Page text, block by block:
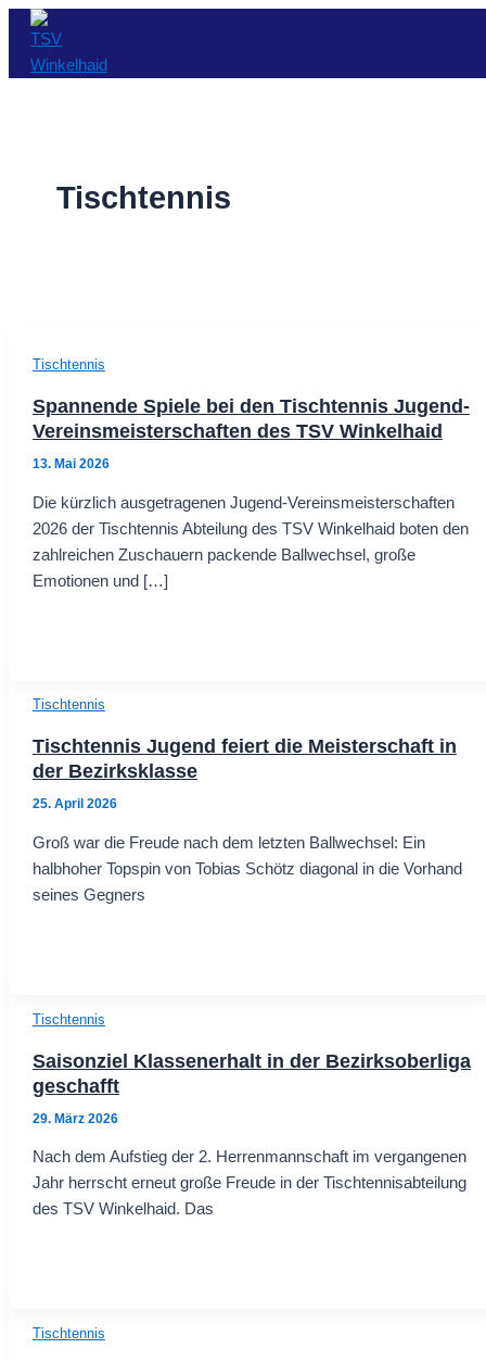
Zum
Inhalt
springen
Tischtennis
Tischtennis
Spannende Spiele bei den Tischtennis Jugend-
Vereinsmeisterschaften des TSV Winkelhaid
13. Mai 2026
Die kürzlich ausgetragenen Jugend-Vereinsmeisterschaften
2026 der Tischtennis Abteilung des TSV Winkelhaid boten den
zahlreichen Zuschauern packende Ballwechsel, große
Emotionen und […]
Tischtennis
Tischtennis Jugend feiert die Meisterschaft in
der Bezirksklasse
25. April 2026
Groß war die Freude nach dem letzten Ballwechsel: Ein
halbhoher Topspin von Tobias Schötz diagonal in die Vorhand
seines Gegners
Tischtennis
Saisonziel Klassenerhalt in der Bezirksoberliga
geschafft
29. März 2026
Nach dem Aufstieg der 2. Herrenmannschaft im vergangenen
Jahr herrscht erneut große Freude in der Tischtennisabteilung
des TSV Winkelhaid. Das
Tischtennis
Seitennummerierung
Beiträge